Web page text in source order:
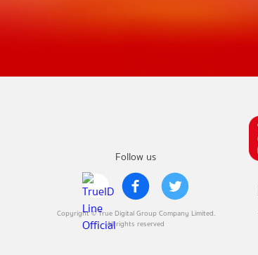
Follow us
Copyright © True Digital Group Company Limited.
All rights reserved